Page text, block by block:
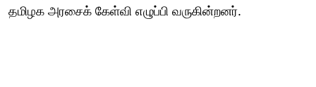
தமிழக அரசைக் கேள்வி எழுப்பி வருகின்றனர்.